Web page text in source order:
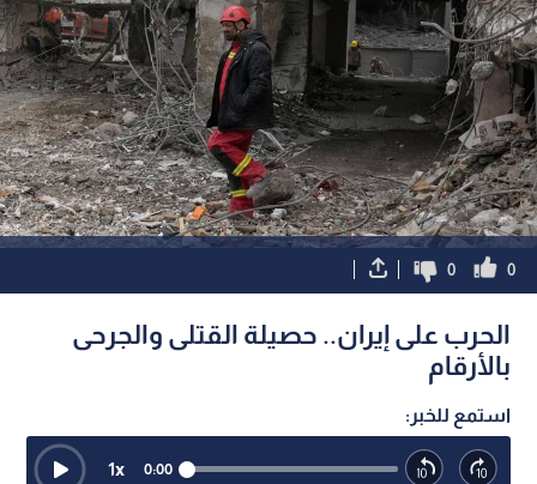
0
0
الحرب على إيران.. حصيلة القتلى والجرحى
بالأرقام
استمع للخبر:
0:00
1x